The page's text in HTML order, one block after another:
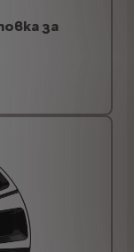
за